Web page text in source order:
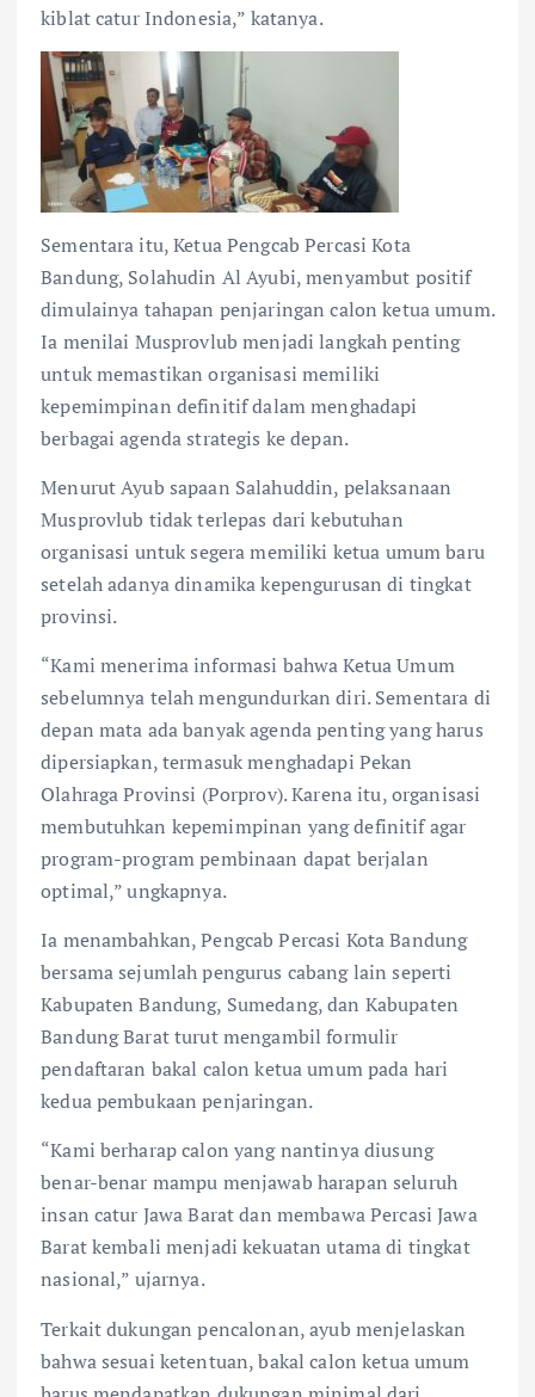
kiblat catur Indonesia,” katanya.
Sementara itu, Ketua Pengcab Percasi Kota
Bandung, Solahudin Al Ayubi, menyambut positif
dimulainya tahapan penjaringan calon ketua umum.
Ia menilai Musprovlub menjadi langkah penting
untuk memastikan organisasi memiliki
kepemimpinan definitif dalam menghadapi
berbagai agenda strategis ke depan.
Menurut Ayub sapaan Salahuddin, pelaksanaan
Musprovlub tidak terlepas dari kebutuhan
organisasi untuk segera memiliki ketua umum baru
setelah adanya dinamika kepengurusan di tingkat
provinsi.
“Kami menerima informasi bahwa Ketua Umum
sebelumnya telah mengundurkan diri. Sementara di
depan mata ada banyak agenda penting yang harus
dipersiapkan, termasuk menghadapi Pekan
Olahraga Provinsi (Porprov). Karena itu, organisasi
membutuhkan kepemimpinan yang definitif agar
program-program pembinaan dapat berjalan
optimal,” ungkapnya.
Ia menambahkan, Pengcab Percasi Kota Bandung
bersama sejumlah pengurus cabang lain seperti
Kabupaten Bandung, Sumedang, dan Kabupaten
Bandung Barat turut mengambil formulir
pendaftaran bakal calon ketua umum pada hari
kedua pembukaan penjaringan.
“Kami berharap calon yang nantinya diusung
benar-benar mampu menjawab harapan seluruh
insan catur Jawa Barat dan membawa Percasi Jawa
Barat kembali menjadi kekuatan utama di tingkat
nasional,” ujarnya.
Terkait dukungan pencalonan, ayub menjelaskan
bahwa sesuai ketentuan, bakal calon ketua umum